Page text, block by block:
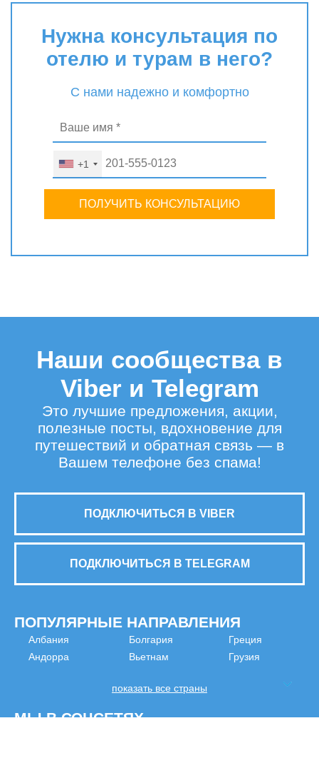
Нужна консультация по
отелю и турам в него?
С нами надежно и комфортно
+1
ПОЛУЧИТЬ КОНСУЛЬТАЦИЮ
Наши сообщества в
Viber и Telegram
Это лучшие предложения, акции,
полезные посты, вдохновение для
путешествий и обратная связь — в
Вашем телефоне без спама!
ПОДКЛЮЧИТЬСЯ В VIBER
ПОДКЛЮЧИТЬСЯ В TELEGRAM
ПОПУЛЯРНЫЕ НАПРАВЛЕНИЯ
Албания
Андорра
Болгария
Вьетнам
Греция
Грузия
показать все страны
МЫ В СОЦСЕТЯХ